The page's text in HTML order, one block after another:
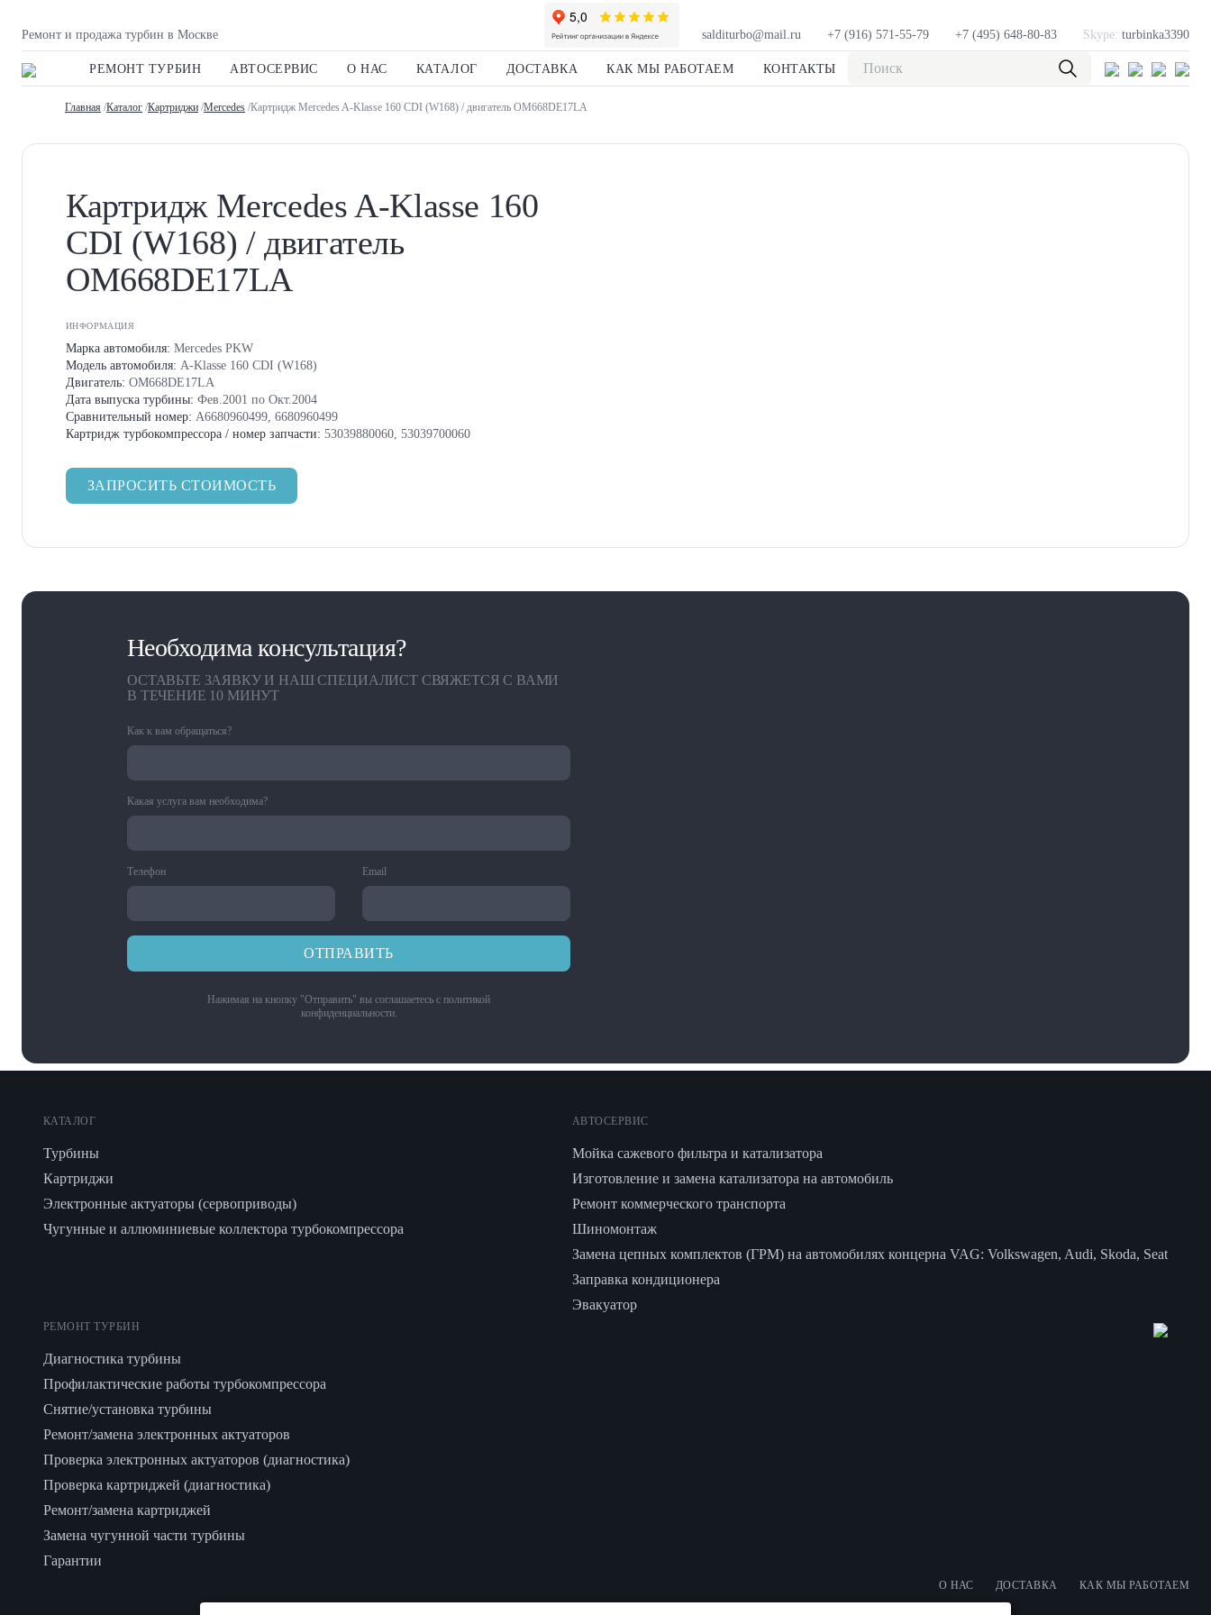
Ремонт и продажа турбин в Москве salditurbo@mail.ru +7 (916) 571-55-79 +7 (495) 648-80-83 Skype: turbinka3390
РЕМОНТ ТУРБИН АВТОСЕРВИС О НАС КАТАЛОГ ДОСТАВКА КАК МЫ РАБОТАЕМ КОНТАКТЫ
Главная /Каталог /Картриджи /Mercedes /Картридж Mercedes A-Klasse 160 CDI (W168) / двигатель OM668DE17LA
Картридж Mercedes A-Klasse 160
CDI (W168) / двигатель
OM668DE17LA
ИНФОРМАЦИЯ
Марка автомобиля: Mercedes PKW
Модель автомобиля: A-Klasse 160 CDI (W168)
Двигатель: OM668DE17LA
Дата выпуска турбины: Фев.2001 по Окт.2004
Сравнительный номер: A6680960499, 6680960499
Картридж турбокомпрессора / номер запчасти: 53039880060, 53039700060
ЗАПРОСИТЬ СТОИМОСТЬ
Необходима консультация?
ОСТАВЬТЕ ЗАЯВКУ И НАШ СПЕЦИАЛИСТ СВЯЖЕТСЯ С ВАМИ
В ТЕЧЕНИЕ 10 МИНУТ
Как к вам обращаться?
Какая услуга вам необходима?
Телефон Email
ОТПРАВИТЬ
Нажимая на кнопку "Отправить" вы соглашаетесь с политикой
конфиденциальности.
КАТАЛОГ
Турбины
Картриджи
Электронные актуаторы (сервоприводы)
Чугунные и аллюминиевые коллектора турбокомпрессора
АВТОСЕРВИС
Мойка сажевого фильтра и катализатора
Изготовление и замена катализатора на автомобиль
Ремонт коммерческого транспорта
Шиномонтаж
Замена цепных комплектов (ГРМ) на автомобилях концерна VAG: Volkswagen, Audi, Skoda, Seat
Заправка кондиционера
Эвакуатор
РЕМОНТ ТУРБИН
Диагностика турбины
Профилактические работы турбокомпрессора
Снятие/установка турбины
Ремонт/замена электронных актуаторов
Проверка электронных актуаторов (диагностика)
Проверка картриджей (диагностика)
Ремонт/замена картриджей
Замена чугунной части турбины
Гарантии
О НАС ДОСТАВКА КАК МЫ РАБОТАЕМ